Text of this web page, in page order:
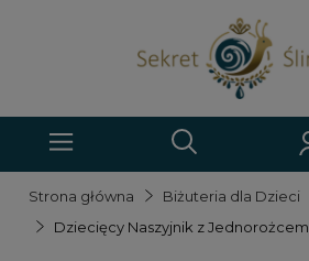
Strona główna Biżuteria dla Dzieci
Dziecięcy Naszyjnik z Jednorożcem